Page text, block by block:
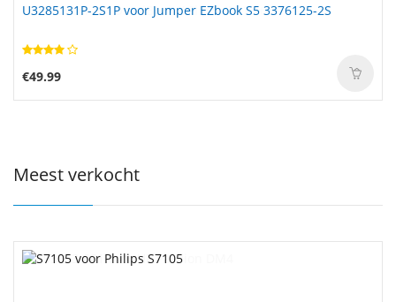
U3285131P-2S1P voor Jumper EZbook S5 3376125-2S
€49.99
Meest verkocht